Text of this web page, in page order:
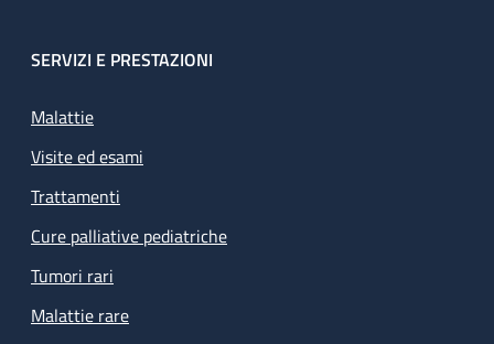
SERVIZI E PRESTAZIONI
Malattie
Visite ed esami
Trattamenti
Cure palliative pediatriche
Tumori rari
Malattie rare